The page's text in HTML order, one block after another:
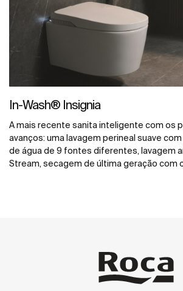
In-Wash® Insignia
A mais recente sanita inteligente com os
avanços: uma lavagem perineal suave
de água de 9 fontes diferentes, lavagem
Stream, secagem de última geração com